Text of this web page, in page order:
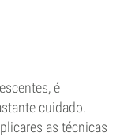
é
cuidado.
as técnicas